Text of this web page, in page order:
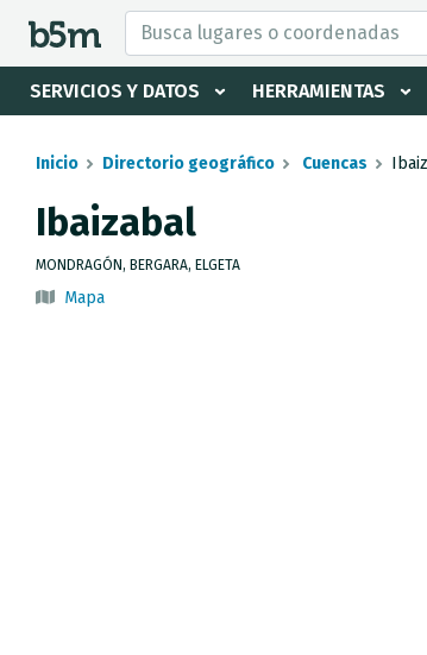
SERVICIOS Y DATOS HERRAMIENTAS
Buscador y directorio
Inicio Directorio geográfico Cuencas
Ibaizabal
MONDRAGÓN, BERGARA, ELGETA
Mapa